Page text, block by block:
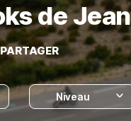
de
PARTAGER
Niveau